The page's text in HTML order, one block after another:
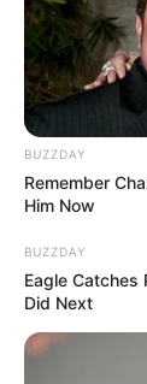
DRAMA
Rilis
BUZZDAY
Remember
Him Now
BUZZDAY
Eagle Catches
Did Next